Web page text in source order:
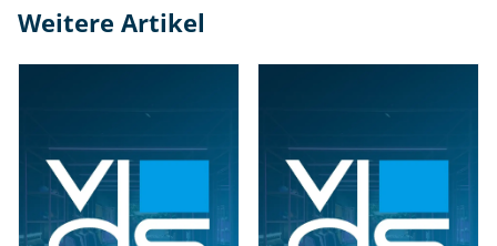
Weitere Artikel